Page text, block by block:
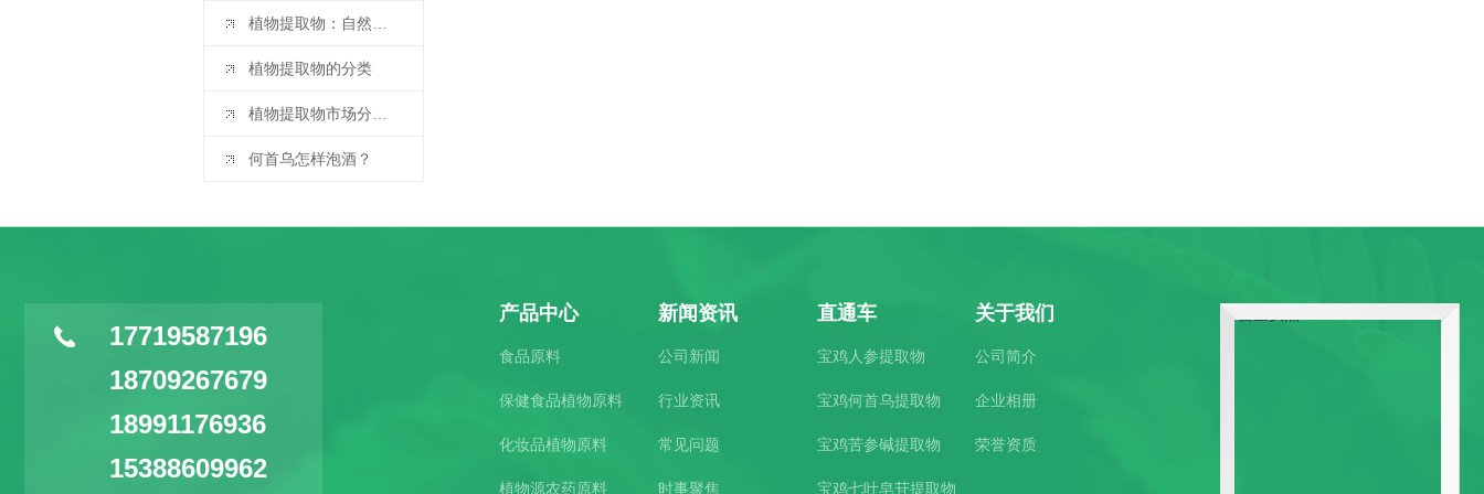
植物提取物：自然宝藏的现代演绎
植物提取物的分类
植物提取物市场分析与预测：2025 - 2032 年
何首乌怎样泡酒？
17719587196
18709267679
18991176936
15388609962
产品中心
食品原料
保健食品植物原料
化妆品植物原料
植物源农药原料
新闻资讯
公司新闻
行业资讯
常见问题
时事聚焦
直通车
宝鸡人参提取物
宝鸡何首乌提取物
宝鸡苦参碱提取物
宝鸡七叶皂苷提取物
关于我们
公司简介
企业相册
荣誉资质